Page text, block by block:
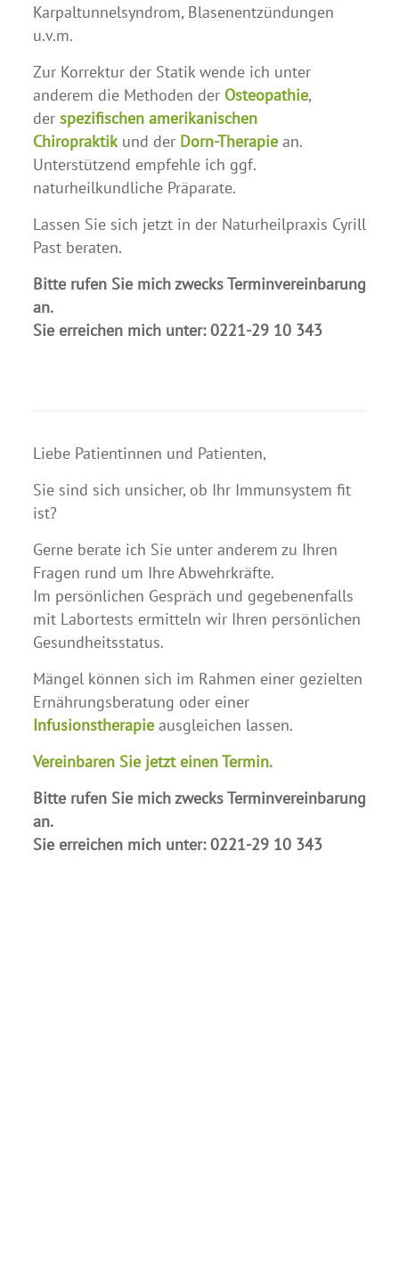
Karpaltunnelsyndrom, Blasenentzündungen
u.v.m.
Zur Korrektur der Statik wende ich unter
anderem die Methoden der Osteopathie,
der spezifischen amerikanischen
Chiropraktikund der Dorn-Therapiean.
Unterstützend empfehle ich ggf.
naturheilkundliche Präparate.
Lassen Sie sich jetzt in der Naturheilpraxis Cyrill
Past beraten.
Bitte rufen Sie mich zwecks Terminvereinbarung
an.
Sie erreichen mich unter: 0221-29 10 343
Liebe Patientinnen und Patienten,
Sie sind sich unsicher, ob Ihr Immunsystem fit
ist?
Gerne berate ich Sie unter anderem zu Ihren
Fragen rund um Ihre Abwehrkräfte.
Im persönlichen Gespräch und gegebenenfalls
mit Labortests ermitteln wir Ihren persönlichen
Gesundheitsstatus.
Mängel können sich im Rahmen einer gezielten
Ernährungsberatung oder einer
Infusionstherapieausgleichen lassen.
Vereinbaren Sie jetzt einen Termin.
Bitte rufen Sie mich zwecks Terminvereinbarung
an.
Sie erreichen mich unter: 0221-29 10 343